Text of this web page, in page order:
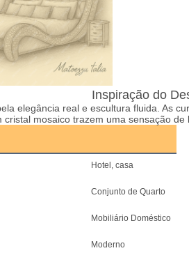
Inspiração do
elegância real e escultura fluida. As
cristal mosaico trazem uma sensação de
Hotel, casa
Conjunto de Quarto
Mobiliário Doméstico
Moderno